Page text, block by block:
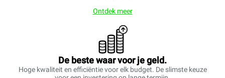
Ontdek meer
De beste waar voor je geld.
Hoge kwaliteit en efficiëntie voor elk budget. De slimste keuze